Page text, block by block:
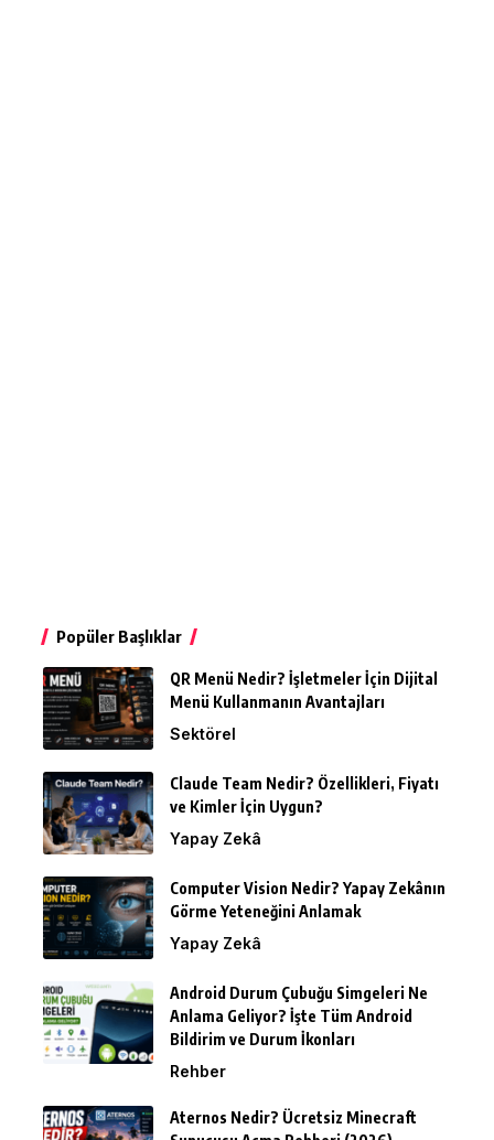
Popüler Başlıklar
QR Menü Nedir? İşletmeler İçin Dijital
Menü Kullanmanın Avantajları
Sektörel
Claude Team Nedir? Özellikleri, Fiyatı
ve Kimler İçin Uygun?
Yapay Zekâ
Computer Vision Nedir? Yapay Zekânın
Görme Yeteneğini Anlamak
Yapay Zekâ
Android Durum Çubuğu Simgeleri Ne
Anlama Geliyor? İşte Tüm Android
Bildirim ve Durum İkonları
Rehber
Aternos Nedir? Ücretsiz Minecraft